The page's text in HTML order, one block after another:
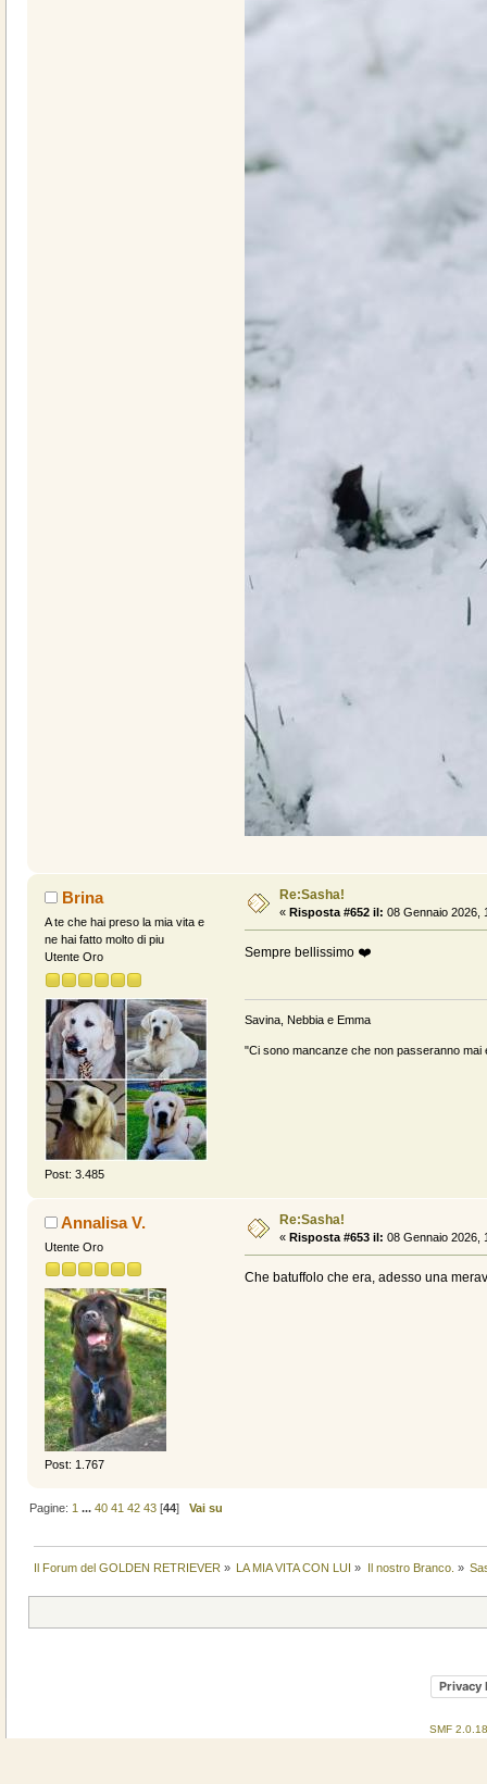
Brina
A te che hai preso la mia vita e
ne hai fatto molto di piu
Utente Oro
Post: 3.485
Re:Sasha!
« Risposta #652 il: 08 Gennaio 2026,
Sempre bellissimo ❤️
Savina, Nebbia e Emma
"Ci sono mancanze che non passeranno
Annalisa V.
Utente Oro
Post: 1.767
Re:Sasha!
« Risposta #653 il: 08 Gennaio 2026,
Che batuffolo che era, adesso una
Pagine: 1 ...40 41 42 43 [44]Vai su
Il Forum del GOLDEN RETRIEVER » LA MIA VITA CON LUI » Il nostro Branco. »
Privacy
SMF 2.0.18